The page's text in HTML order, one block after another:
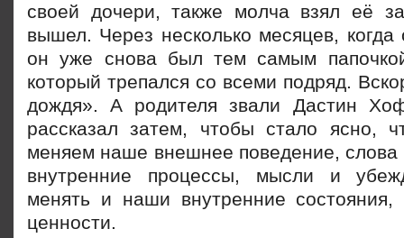
своей дочери, также молча взял её
вышел. Через несколько месяцев, когда
он уже снова был тем самым
который трепался со всеми подряд.
дождя». А родителя звали Дастин
рассказал затем, чтобы стало ясно,
меняем наше внешнее поведение, слова
внутренние процессы, мысли и
менять и наши внутренние состояния,
ценности.